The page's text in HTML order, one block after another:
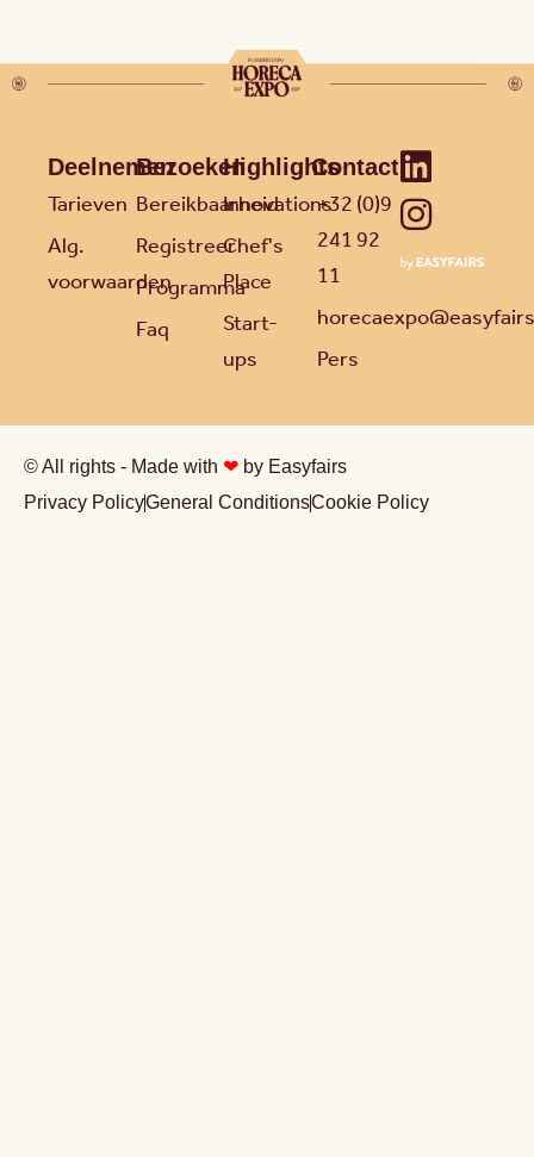
Deelnemen
Tarieven
Alg.
voorwaarden
Bezoeken
Bereikbaarheid
Registreer
Programma
Faq
Highlights
Innovations
Chef's
Place
Start-
ups
Contact
+32 (0)9
241 92
11
Pers
© All rights - Made with ❤ by Easyfairs
Privacy PolicyGeneral ConditionsCookie Policy